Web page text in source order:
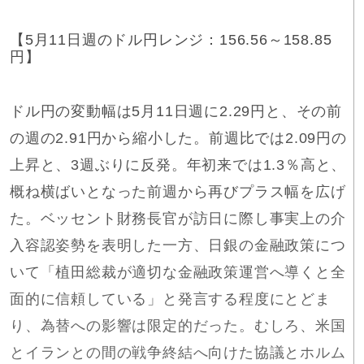
【5月11日週のドル円レンジ：156.56～158.85
円】
ドル円の変動幅は5月11日週に2.29円と、その前
の週の2.91円から縮小した。前週比では2.09円の
上昇と、3週ぶりに反発。年初来では1.3％高と、
概ね横ばいとなった前週から再びプラス幅を広げ
た。ベッセント財務長官が訪日に際し事実上の介
入容認姿勢を表明した一方、日銀の金融政策につ
いて「植田総裁が適切な金融政策運営へ導くと全
面的に信頼している」と発言する程度にとどま
り、為替への影響は限定的だった。むしろ、米国
とイランとの間の戦争終結へ向けた協議とホルム